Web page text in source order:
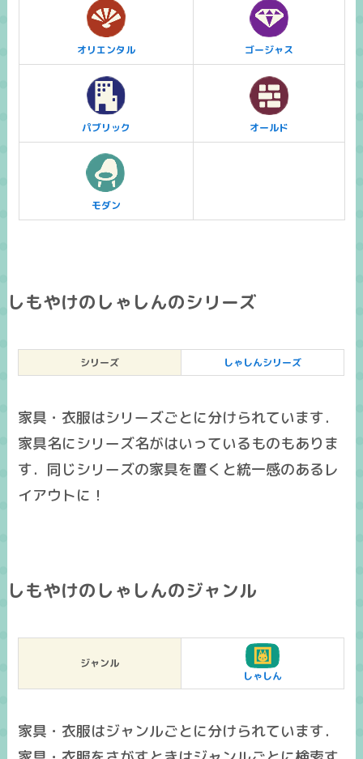
オリエンタル ゴージャス
パブリック オールド
モダン
しもやけのしゃしんのシリーズ
シリーズ しゃしんシリーズ
家具・衣服はシリーズごとに分けられています．
家具名にシリーズ名がはいっているものもありま
す．同じシリーズの家具を置くと統一感のあるレ
イアウトに！
しもやけのしゃしんのジャンル
ジャンル
しゃしん
家具・衣服はジャンルごとに分けられています．